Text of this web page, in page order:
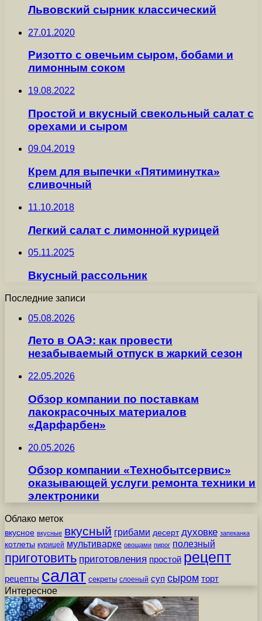
Львовский сырник классический
27.01.2020
Ризотто с овечьим сыром, бобами и
лимонным соком
19.08.2022
Простой и вкусный свекольный салат с
орехами и сыром
09.04.2019
Крем для выпечки «Пятиминутка»
сливочный
11.10.2018
Легкий салат с лимонной курицей
05.11.2025
Вкусный рассольник
Последние записи
05.08.2026
Лето в ОАЭ: как провести
незабываемый отпуск в жаркий сезон
22.05.2026
Обзор компании по поставкам
лакокрасочных материалов
«Дарфарбен»
20.05.2026
Обзор компании «Технобытсервис»
оказывающей услуги ремонта техники и
электроники
Облако меток
вкусное вкусные вкусный грибами десерт духовке запеканка
котлеты курицей мультиварке овощами пирог полезный
приготовить приготовления простой рецепт
рецепты салат секреты слоеный суп сыром торт
Интересное